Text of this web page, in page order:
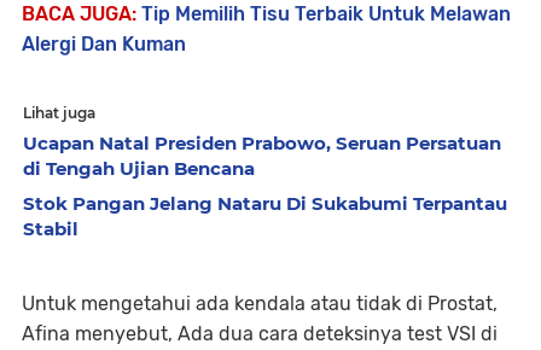
BACA JUGA: Tip Memilih Tisu Terbaik Untuk Melawan
Alergi Dan Kuman
Lihat juga
Ucapan Natal Presiden Prabowo, Seruan Persatuan
di Tengah Ujian Bencana
Stok Pangan Jelang Nataru Di Sukabumi Terpantau
Stabil
Untuk mengetahui ada kendala atau tidak di Prostat,
Afina menyebut, Ada dua cara deteksinya test VSI di